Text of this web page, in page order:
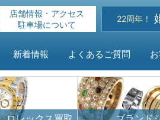
新着情報 よくあるご質問
店舗情報・アクセス
駐車場について
22周年！